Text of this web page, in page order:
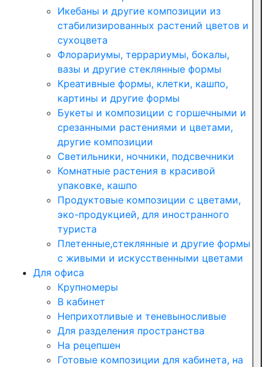
Икебаны и другие композиции из
стабилизированных растений цветов и
сухоцвета
Флорариумы, террариумы, бокалы,
вазы и другие стеклянные формы
Креативные формы, клетки, кашпо,
картины и другие формы
Букеты и композиции с горшечными и
срезанными растениями и цветами,
другие композиции
Светильники, ночники, подсвечники
Комнатные растения в красивой
упаковке, кашпо
Продуктовые композиции с цветами,
эко-продукцией, для иностранного
туриста
Плетенные,стеклянные и другие формы
с живыми и искусственными цветами
Для офиса
Крупномеры
В кабинет
Неприхотливые и теневыносливые
Для разделения пространства
На рецепшен
Готовые композиции для кабинета, на